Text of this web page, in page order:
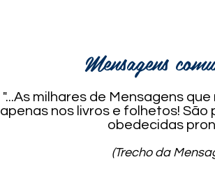
Mensagens
"...As milhares de Mensagens
apenas nos livros e folhetos!
obedecidas
(Trecho da